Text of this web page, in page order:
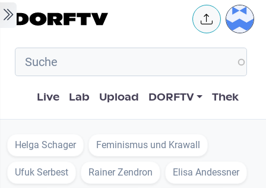
Skip to main content User
Hauptnavigation
Live Lab Upload DORFTV Thek
Helga Schager Feminismus und Krawall
Ufuk Serbest Rainer Zendron Elisa Andessner